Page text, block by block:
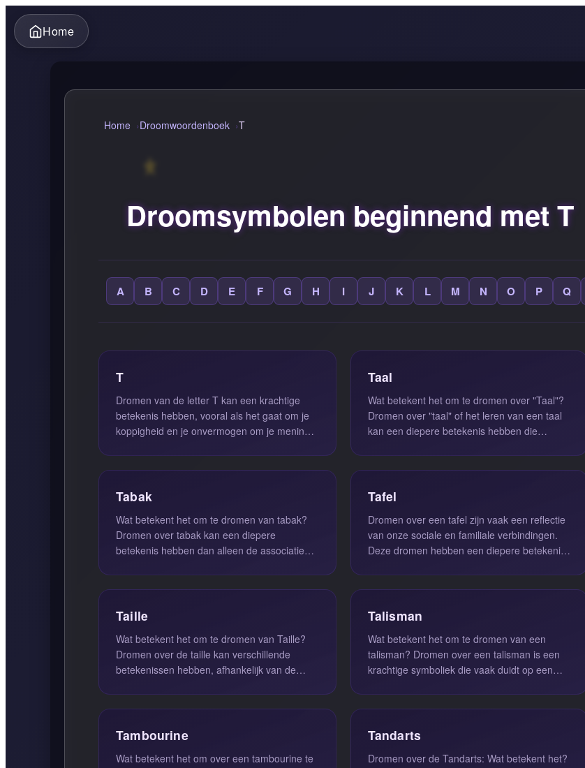
Home
Home Droomwoordenboek T
Droomsymbolen beginnend met T
A B C D E F G H I J K L M N O P Q
T
Dromen van de letter T kan een krachtige
betekenis hebben, vooral als het gaat om je
koppigheid en je onvermogen om je mening
Taal
Wat betekent het om te dromen over "Taal"?
Dromen over "taal" of het leren van een taal
kan een diepere betekenis hebben die
Tabak
Wat betekent het om te dromen van tabak?
Dromen over tabak kan een diepere
betekenis hebben dan alleen de associatie
Tafel
Dromen over een tafel zijn vaak een reflectie
van onze sociale en familiale verbindingen.
Deze dromen hebben een diepere betekenis
Taille
Wat betekent het om te dromen van Taille?
Dromen over de taille kan verschillende
betekenissen hebben, afhankelijk van de
Talisman
Wat betekent het om te dromen van een
talisman? Dromen over een talisman is een
krachtige symboliek die vaak duidt op een
Tambourine
Wat betekent het om over een tambourine te
Tandarts
Dromen over de Tandarts: Wat betekent het?